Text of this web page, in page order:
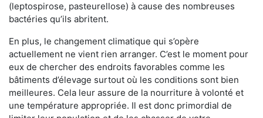
(leptospirose, pasteurellose) à cause des nombreuses
bactéries qu’ils abritent.
En plus, le changement climatique qui s’opère
actuellement ne vient rien arranger. C’est le moment pour
eux de chercher des endroits favorables comme les
bâtiments d’élevage surtout où les conditions sont bien
meilleures. Cela leur assure de la nourriture à volonté et
une température appropriée. Il est donc primordial de